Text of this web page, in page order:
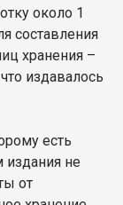
около 1
составления
хранения –
издавалось
есть
издания не
от